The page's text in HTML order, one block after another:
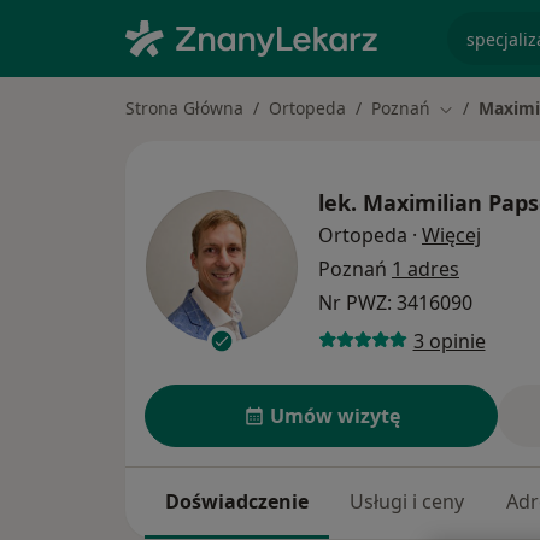
Strona Główna Ortopeda Poznań Zmień
lek. Maximilian
Ortopeda · Więcej
Poznań 1 adres
Nr PWZ: 3416090
3 opinie
Umów wizytę
Doświadczenie Usługi i ceny